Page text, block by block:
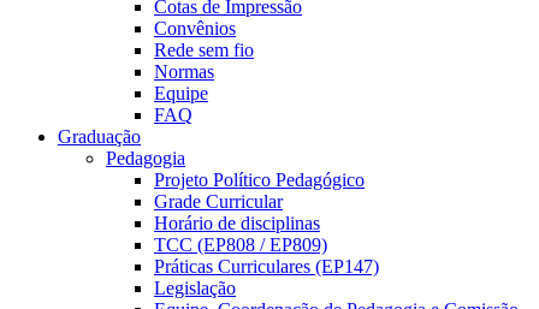
Cotas de Impressão
Convênios
Rede sem fio
Normas
Equipe
FAQ
Graduação
Pedagogia
Projeto Político Pedagógico
Grade Curricular
Horário de disciplinas
TCC (EP808 / EP809)
Práticas Curriculares (EP147)
Legislação